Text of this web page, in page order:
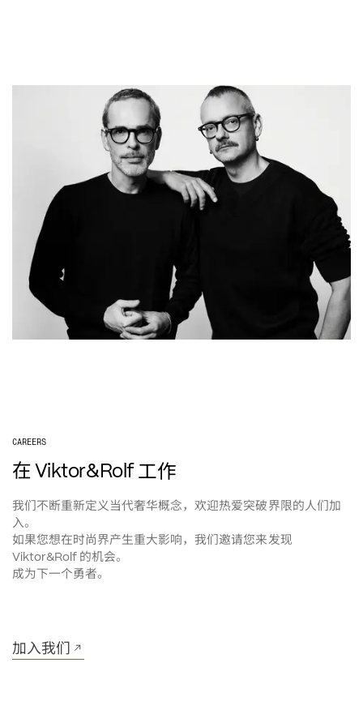
Viktor Horsting 和 Rolf Snoeren
CAREERS
在 Viktor&Rolf 工作
我们不断重新定义当代奢华概念，欢迎热爱突破界限的人们加
入。
如果您想在时尚界产生重大影响，我们邀请您来发现
Viktor&Rolf 的机会。
成为下一个勇者。
加入我们